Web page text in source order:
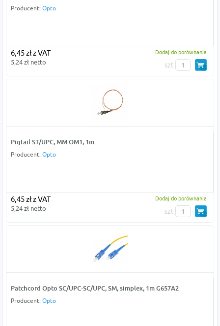
Producent: Opto
6,45 zł z VAT
5,24 zł netto
Dodaj do porównania
szt
Pigtail ST/UPC, MM OM1, 1m
Producent: Opto
6,45 zł z VAT
5,24 zł netto
Dodaj do porównania
szt
Patchcord Opto SC/UPC-SC/UPC, SM, simplex, 1m G657A2
Producent: Opto